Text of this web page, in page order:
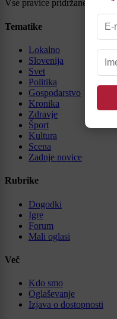
Vse pravice pridržane © 2026
Tematike
Lokalno
Slovenija
Svet
Politika
Gospodarstvo
Kronika
Zdravje
Šport
Kultura
Scena
Zadnje novice
Rubrike
Dogodki
Igre
Forum
Mali oglasi
Več
Kdo smo
Oglaševanje
Izjava o dostopnosti